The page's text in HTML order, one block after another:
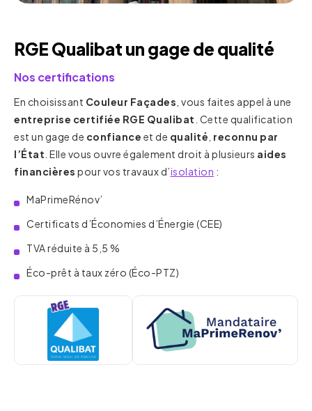
RGE Qualibat un gage de qualité
Nos certifications
En choisissant Couleur Façades , vous faites appel à une
entreprise certifiée RGE Qualibat . Cette qualification
est un gage de confiance et de qualité reconnu par
l’État . Elle vous ouvre également droit à plusieurs aides
financières pour vos travaux d’isolation :
MaPrimeRénov’
Certificats d’Économies d’Énergie (CEE)
TVA réduite à 5,5 %
Éco-prêt à taux zéro (Éco-PTZ)